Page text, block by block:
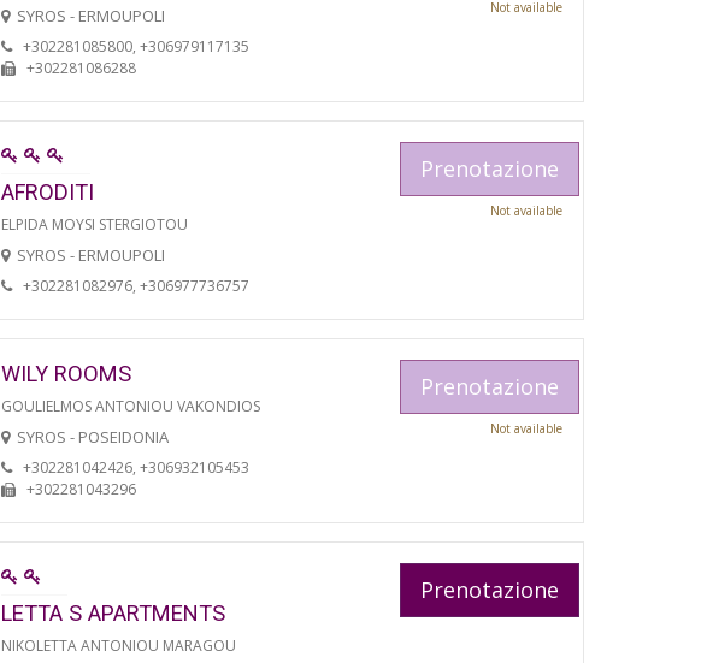
SYROS - ERMOUPOLI
+302281085800, +306979117135
+302281086288
Not available
AFRODITI
ELPIDA MOYSI STERGIOTOU
SYROS - ERMOUPOLI
+302281082976, +306977736757
Prenotazione
Not available
WILY ROOMS
GOULIELMOS ANTONIOU VAKONDIOS
SYROS - POSEIDONIA
+302281042426, +306932105453
+302281043296
Prenotazione
Not available
LETTA S APARTMENTS
NIKOLETTA ANTONIOU MARAGOU
Prenotazione